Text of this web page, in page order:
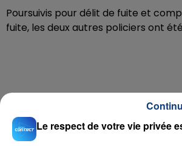
Poursuivis pour délit de fuite et
fuite, les deux autres policiers ont
RADIO
Le respect de votre vie privée